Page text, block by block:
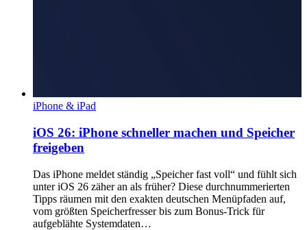
iPhone & iPad
iOS 26: iPhone schneller machen und Speicher
freigeben
Das iPhone meldet ständig „Speicher fast voll“ und fühlt sich
unter iOS 26 zäher an als früher? Diese durchnummerierten
Tipps räumen mit den exakten deutschen Menüpfaden auf,
vom größten Speicherfresser bis zum Bonus-Trick für
aufgeblähte Systemdaten…